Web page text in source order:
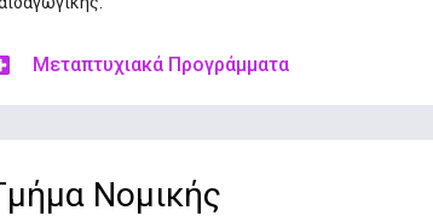
Μεταπτυχιακά Προγράμματα
Νομικής